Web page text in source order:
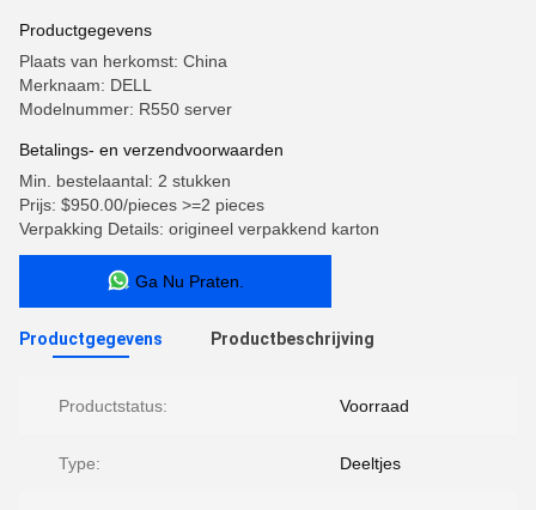
Productgegevens
Plaats van herkomst: China
Merknaam: DELL
Modelnummer: R550 server
Betalings- en verzendvoorwaarden
Min. bestelaantal: 2 stukken
Prijs: $950.00/pieces >=2 pieces
Verpakking Details: origineel verpakkend karton
Ga Nu Praten.
Productgegevens Productbeschrijving
Productstatus: Voorraad
Type: Deeltjes